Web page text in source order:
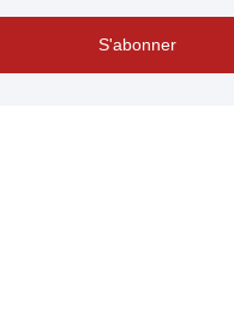
S'abonner